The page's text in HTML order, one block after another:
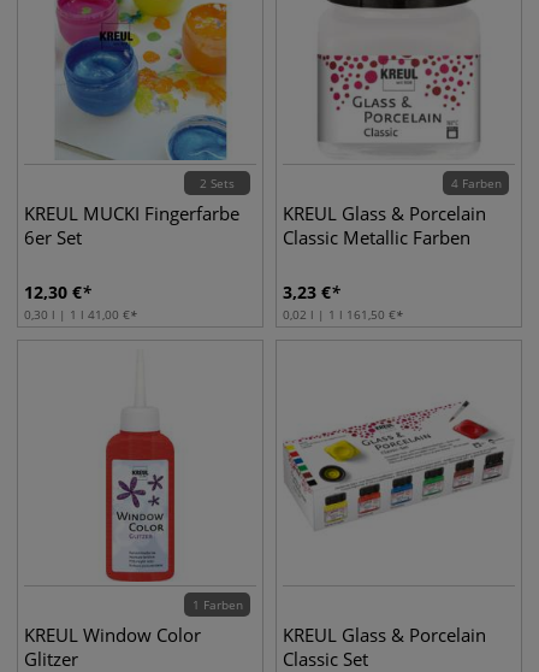
2 Sets
KREUL MUCKI Fingerfarbe
6er Set
12,30 €
0,30 l | 1 l 41,00 €
4 Farben
KREUL Glass & Porcelain
Classic Metallic Farben
3,23 €
0,02 l | 1 l 161,50 €
1 Farben
KREUL Window Color
Glitzer
KREUL Glass & Porcelain
Classic Set